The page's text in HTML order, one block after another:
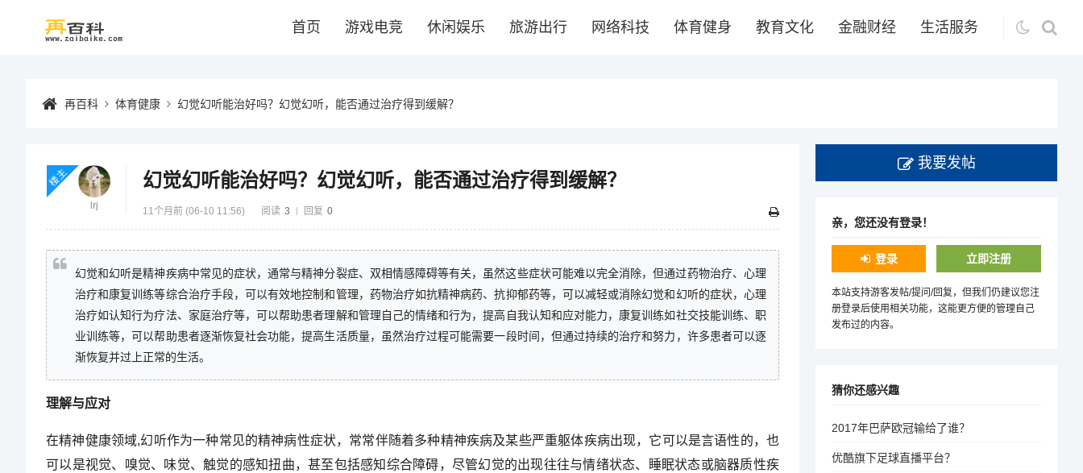
首页 游戏电竞 休闲娱乐 旅游出行 网络科技 体育健身 教育文化 金融财经 生活服务
再百科 体育健康 幻觉幻听能治好吗？幻觉幻听，能否通过治疗得到缓解？
幻觉幻听能治好吗？幻觉幻听，能否通过治疗得到缓解？
11个月前 (06-10 11:56) 阅读 3 回复 0
lrj
楼主
幻觉和幻听是精神疾病中常见的症状，通常与精神分裂症、双相情感障碍等有关，虽然这些症状可能难以完全消除，但通过药物治疗、心理
治疗和康复训练等综合治疗手段，可以有效地控制和管理，药物治疗如抗精神病药、抗抑郁药等，可以减轻或消除幻觉和幻听的症状，心理
治疗如认知行为疗法、家庭治疗等，可以帮助患者理解和管理自己的情绪和行为，提高自我认知和应对能力，康复训练如社交技能训练、职
业训练等，可以帮助患者逐渐恢复社会功能，提高生活质量，虽然治疗过程可能需要一段时间，但通过持续的治疗和努力，许多患者可以逐
渐恢复并过上正常的生活。
理解与应对
在精神健康领域,幻听作为一种常见的精神病性症状，常常伴随着多种精神疾病及某些严重躯体疾病出现，它可以是言语性的，也
可以是视觉、嗅觉、味觉、触觉的感知扭曲，甚至包括感知综合障碍，尽管幻觉的出现往往与情绪状态、睡眠状态或脑器质性疾
我要发帖
亲，您还没有登录！
登录 立即注册
本站支持游客发帖/提问/回复，但我们仍建议您注
册登录后使用相关功能，这能更方便的管理自己
发布过的内容。
猜你还感兴趣
2017年巴萨欧冠输给了谁？
优酷旗下足球直播平台？